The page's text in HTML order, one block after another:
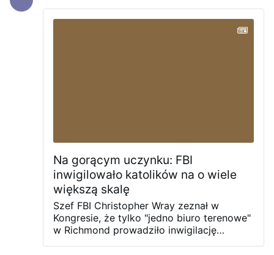
Na gorącym uczynku: FBI
inwigilowało katolików na o wiele
większą skalę
Szef FBI Christopher Wray zeznał w
Kongresie, że tylko "jedno biuro terenowe"
w Richmond prowadziło inwigilację